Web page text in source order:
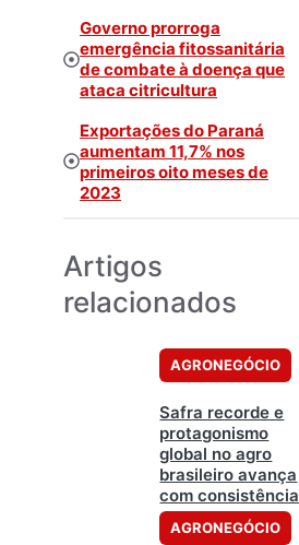
Governo prorroga
emergência fitossanitária
de combate à doença que
ataca citricultura
Exportações do Paraná
aumentam 11,7% nos
primeiros oito meses de
2023
Artigos
relacionados
AGRONEGÓCIO
Safra recorde e
protagonismo
global no agro
brasileiro avança
com consistência
AGRONEGÓCIO